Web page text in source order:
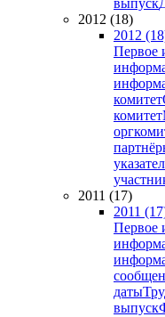
выпуск
2012 (18)
2012
Первое
комитет
комитет
2011 (17)
2011
Первое
даты
выпуск